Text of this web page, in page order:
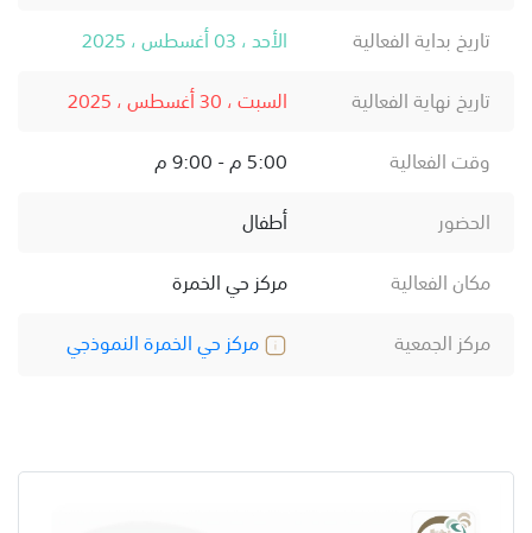
تاريخ بداية الفعالية
الأحد ، 03 أغسطس ، 2025
تاريخ نهاية الفعالية
السبت ، 30 أغسطس ، 2025
وقت الفعالية
5:00 م - 9:00 م
الحضور
أطفال
مكان الفعالية
مركز حي الخمرة
مركز الجمعية
مركز حي الخمرة النموذجي